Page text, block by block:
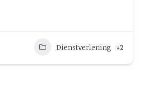
Dienstverlening +2